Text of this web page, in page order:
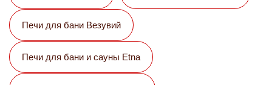
Печи для бани Везувий
Печи для бани и сауны Etna